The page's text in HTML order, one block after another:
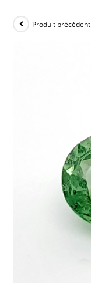
Produit précédent